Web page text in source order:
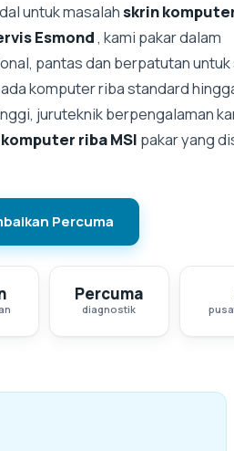
untuk masalahskrin
Esmond, kami pakar dalam
pantas dan berpatutan untuk
komputer riba standard
juruteknik berpengalaman
riba MSI pakar yang
Percuma
Percuma
diagnostik